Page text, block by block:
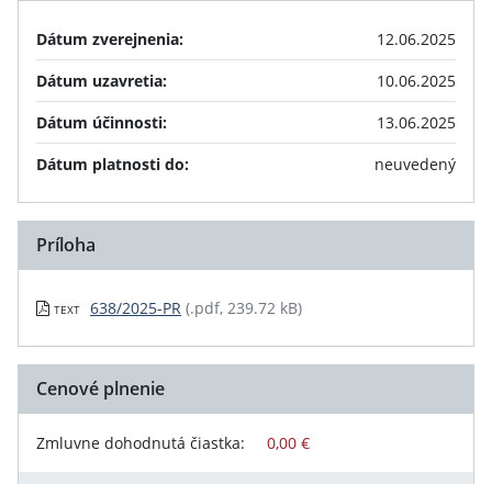
Dátum zverejnenia:
12.06.2025
Dátum uzavretia:
10.06.2025
Dátum účinnosti:
13.06.2025
Dátum platnosti do:
neuvedený
Príloha
TEXT 638/2025-PR (.pdf, 239.72 kB)
Cenové plnenie
Zmluvne dohodnutá čiastka: 0,00 €